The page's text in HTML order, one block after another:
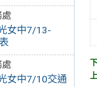
處
女中7/13-
處
女中7/10交通